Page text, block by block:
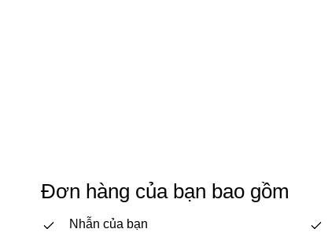
Đơn hàng của bạn bao gồm
Nhẫn của bạn